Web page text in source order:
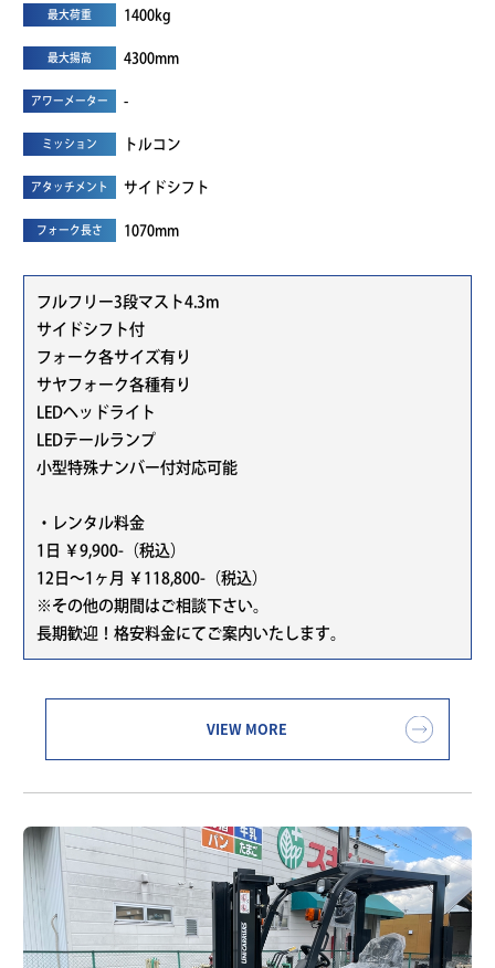
最大荷重 1400kg
最大揚高 4300mm
アワーメーター -
ミッション トルコン
アタッチメント サイドシフト
フォーク長さ 1070mm
フルフリー3段マスト4.3m
サイドシフト付
フォーク各サイズ有り
サヤフォーク各種有り
LEDヘッドライト
LEDテールランプ
小型特殊ナンバー付対応可能
・レンタル料金
1日 ￥9,900-（税込）
12日～1ヶ月 ￥118,800-（税込）
※その他の期間はご相談下さい。
長期歓迎！格安料金にてご案内いたします。
VIEW MORE